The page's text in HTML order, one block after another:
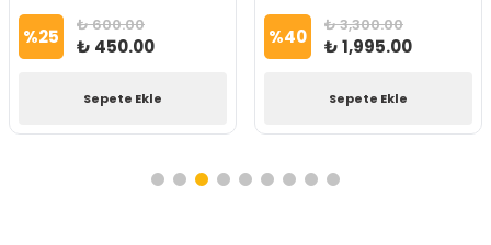
%25 ₺ 600.00
₺ 450.00
Sepete Ekle
%40 ₺ 3,300.00
₺ 1,995.00
Sepete Ekle